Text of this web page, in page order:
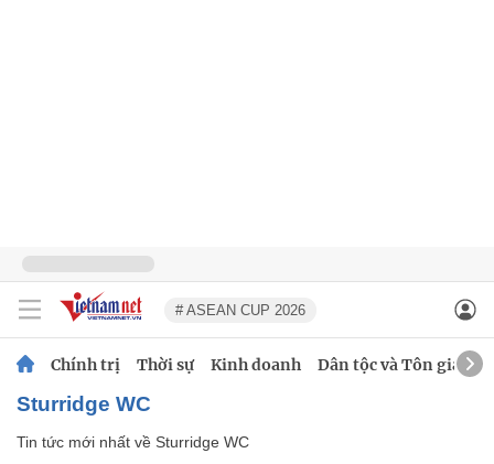
# ASEAN CUP 2026
Chính trị Thời sự Kinh doanh Dân tộc và Tôn giáo
Sturridge WC
Tin tức mới nhất về Sturridge WC